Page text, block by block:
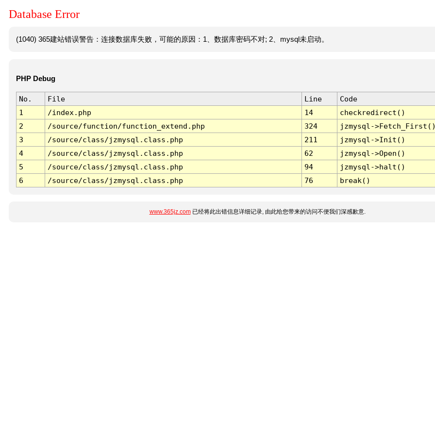
Database Error
(1040) 365建站错误警告：连接数据库失败，可能的原因：1、数据库密码不对; 2、mysql未启动。
PHP Debug
No. File Line
Code
1
/index.php 14
checkredirect()
2
/source/function/function_extend.php 324
jzmysql-
3
/source/class/jzmysql.class.php 211
jzmysql->Init()
4
/source/class/jzmysql.class.php 62
jzmysql->Open()
5
/source/class/jzmysql.class.php 94
jzmysql->halt()
6
/source/class/jzmysql.class.php 76 break()
www.365jz.com已经将此出错信息详细记录, 由此给您带来的访问不便我们深感歉意.